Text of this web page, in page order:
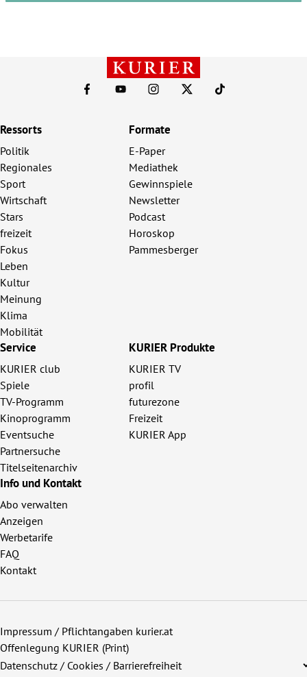
Ressorts
Politik
Regionales
Sport
Wirtschaft
Stars
freizeit
Fokus
Leben
Kultur
Meinung
Klima
Mobilität
Formate
E-Paper
Mediathek
Gewinnspiele
Newsletter
Podcast
Horoskop
Pammesberger
Service
KURIER club
Spiele
TV-Programm
Kinoprogramm
Eventsuche
Partnersuche
Titelseitenarchiv
KURIER Produkte
KURIER TV
profil
futurezone
Freizeit
KURIER App
Info und Kontakt
Abo verwalten
Anzeigen
Werbetarife
FAQ
Kontakt
Impressum / Pflichtangaben kurier.at
Offenlegung KURIER (Print)
Datenschutz / Cookies / Barrierefreiheit